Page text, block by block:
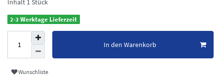
Inhalt 1Stück
2-3 Werktage Lieferzeit
In den Warenkorb
Wunschliste